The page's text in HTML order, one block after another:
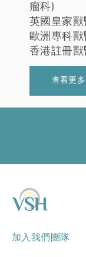
瘤科)
英國皇家
歐洲專科
香港註冊
查看更多
加入我們團隊